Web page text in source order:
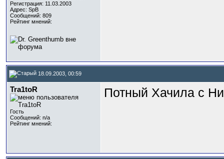
Регистрация: 11.03.2003
Адрес: SpB
Сообщений: 809
Рейтинг мнений:
18.09.2003, 00:59
Tra1toR
Гость
Сообщений: n/a
Рейтинг мнений:
Потный Хачила с